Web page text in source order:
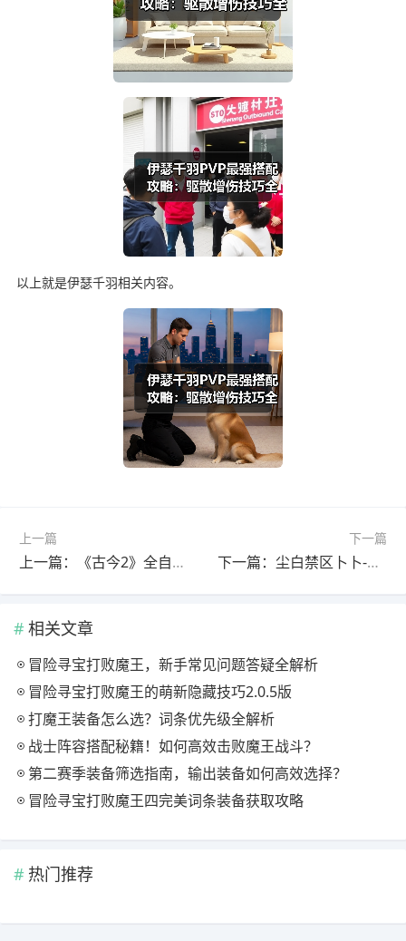
以上就是伊瑟千羽相关内容。
上一篇
上一篇：《古今2》全自动自残体系攻略：天山灵童上线，大狙助阵，如何全自动挂机？
下一篇
下一篇：尘白禁区卜卜-灵鉴一图流攻略详解，新手必看！
相关文章
冒险寻宝打败魔王，新手常见问题答疑全解析
冒险寻宝打败魔王的萌新隐藏技巧2.0.5版
打魔王装备怎么选？词条优先级全解析
战士阵容搭配秘籍！如何高效击败魔王战斗？
第二赛季装备筛选指南，输出装备如何高效选择？
冒险寻宝打败魔王四完美词条装备获取攻略
热门推荐